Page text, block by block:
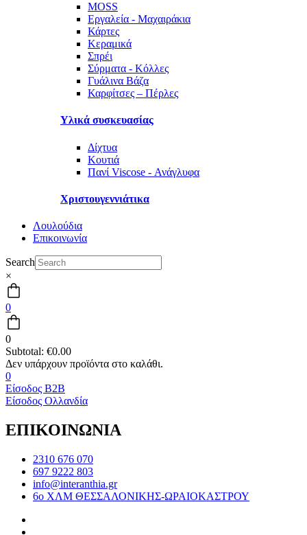
MOSS
Εργαλεία - Μαχαιράκια
Κάρτες
Κεραμικά
Σπρέι
Σύρματα - Κόλλες
Γυάλινα Βάζα
Καρφίτσες – Πέρλες
Υλικά συσκευασίας
Δίχτυα
Κουτιά
Πανί Viscose - Ανάγλυφα
Χριστουγεννιάτικα
Λουλούδια
Επικοινωνία
Search
×
0
0
Subtotal: €0.00
0
Είσοδος B2B
Είσοδος Ολλανδία
ΕΠΙΚΟΙΝΩΝΙΑ
2310 676 070
697 9222 803
info@interanthia.gr
6ο ΧΛΜ ΘΕΣΣΑΛΟΝΙΚΗΣ-ΩΡΑΙΟΚΑΣΤΡΟΥ